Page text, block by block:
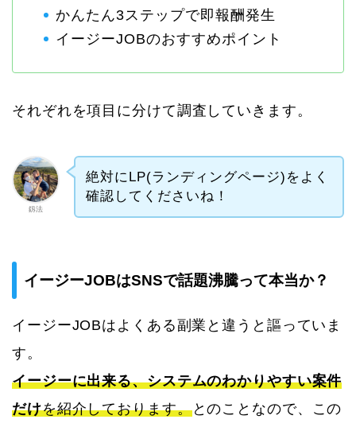
かんたん3ステップで即報酬発生
イージーJOBのおすすめポイント
それぞれを項目に分けて調査していきます。
釼法
絶対にLP(ランディングページ)をよく
確認してくださいね！
イージーJOBはSNSで話題沸騰って本当か？
イージーJOBはよくある副業と違うと謳っていま
す。
イージーに出来る、システムのわかりやすい案件
だけを紹介しております。とのことなので、この